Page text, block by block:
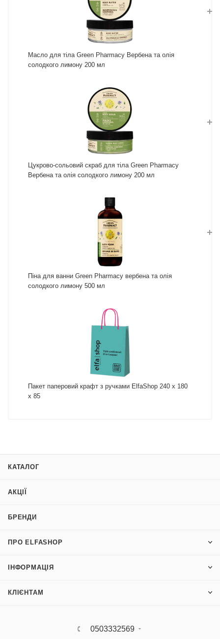
Масло для тіла Green Pharmacy Вербена та олія
солодкого лимону 200 мл
Цукрово-сольовий скраб для тіла Green Pharmacy
Вербена та олія солодкого лимону 200 мл
Піна для ванни Green Pharmacy вербена та олія
солодкого лимону 500 мл
Пакет паперовий крафт з ручками ElfaShop 240 х 180
х 85
КАТАЛОГ
АКЦІЇ
БРЕНДИ
ПРО ELFASHOP
ІНФОРМАЦІЯ
КЛІЄНТАМ
0503332569